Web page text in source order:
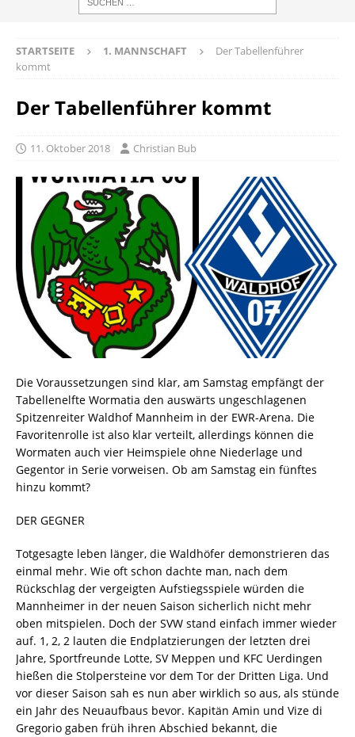
STARTSEITE 1. MANNSCHAFT
Der Tabellenführer
kommt
Der Tabellenführer kommt
11. Oktober 2018 Christian Bub
Die Voraussetzungen sind klar, am Samstag empfängt der
Tabellenelfte Wormatia den auswärts ungeschlagenen
Spitzenreiter Waldhof Mannheim in der EWR-Arena. Die
Favoritenrolle ist also klar verteilt, allerdings können die
Wormaten auch vier Heimspiele ohne Niederlage und
Gegentor in Serie vorweisen. Ob am Samstag ein fünftes
hinzu kommt?
DER GEGNER
Totgesagte leben länger, die Waldhöfer demonstrieren das
einmal mehr. Wie oft schon dachte man, nach dem
Rückschlag der vergeigten Aufstiegsspiele würden die
Mannheimer in der neuen Saison sicherlich nicht mehr
oben mitspielen. Doch der SVW stand einfach immer wieder
auf. 1, 2, 2 lauten die Endplatzierungen der letzten drei
Jahre, Sportfreunde Lotte, SV Meppen und KFC Uerdingen
hießen die Stolpersteine vor dem Tor der Dritten Liga. Und
vor dieser Saison sah es nun aber wirklich so aus, als stünde
ein Jahr des Neuaufbaus bevor. Kapitän Amin und Vize di
Gregorio gaben früh ihren Abschied bekannt, die